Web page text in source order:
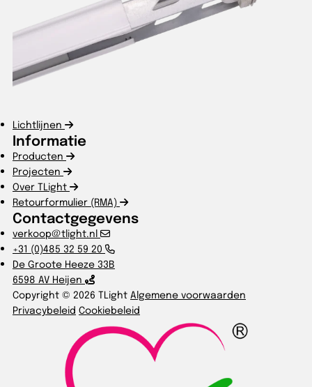
Lichtlijnen
Informatie
Producten
Projecten
Over TLight
Retourformulier (RMA)
Contactgegevens
verkoop@tlight.nl
+31 (0)485 32 59 20
De Groote Heeze 33B
6598 AV Heijen
Copyright © 2026 TLight Algemene voorwaarden
Privacybeleid Cookiebeleid